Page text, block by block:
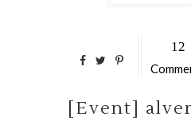
12
[Event]